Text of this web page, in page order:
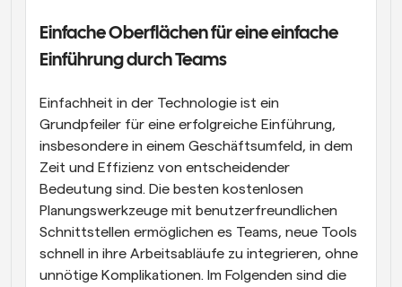
Einfache Oberflächen für eine einfache
Einführung durch Teams
Einfachheit in der Technologie ist ein
Grundpfeiler für eine erfolgreiche Einführung,
insbesondere in einem Geschäftsumfeld, in dem
Zeit und Effizienz von entscheidender
Bedeutung sind. Die besten kostenlosen
Planungswerkzeuge mit benutzerfreundlichen
Schnittstellen ermöglichen es Teams, neue Tools
schnell in ihre Arbeitsabläufe zu integrieren, ohne
unnötige Komplikationen. Im Folgenden sind die